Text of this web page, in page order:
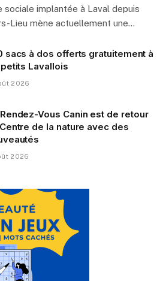
sociale implantée à Laval depuis
Lieu mène actuellement une…
sacs à dos offerts gratuitement à
Lavallois
2026
Vous Canin est de retour
de la nature avec des
2026